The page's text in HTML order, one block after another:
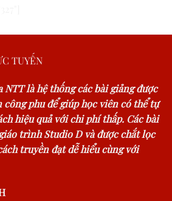
TUYẾN
là hệ thống các bài giảng được
công phu để giúp học viên có thể tự
hiệu quả với chi phí thấp. Các bài
trình Studio D và được chắt lọc
truyền đạt dễ hiểu cùng với